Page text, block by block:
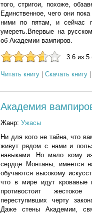
того, стригои, похоже,
Единственное, чего они
ними по пятам, и сейчас
умереть.Впервые на
об Академии вампиров.
3.6 из 5
Читать книгу Скачать книгу
Академия
Жанр: Ужасы
Ни для кого не тайна, что
живут рядом с нами и
навыками. Но мало кому
сердце Монтаны, имеется
обучаются высокому
что в мире идут кровавые
противостоит
переступивших черту
Даже стены Академии,